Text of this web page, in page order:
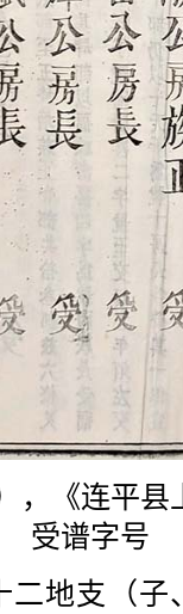
，《连平
受谱字号
二地支（子